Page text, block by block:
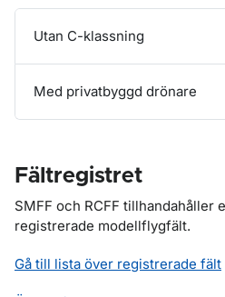
Utan C-klassning
Med privatbyggd drönare
Fältregistret
SMFF och RCFF tillhandahåller
registrerade modellflygfält.
Gå till lista över registrerade fält